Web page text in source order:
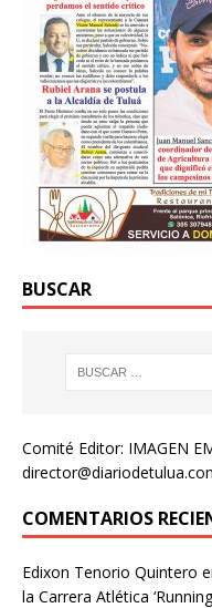
BUSCAR
Comité Editor: IMAGEN
COMENTARIOS
Edixon Tenorio Quintero
la Carrera Atlética